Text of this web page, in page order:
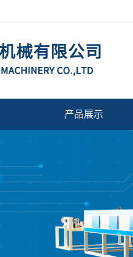
产品展示
陕西塑料发泡挤出机
陕西挤出机
陕西塑料机械辅机
陕西选果机